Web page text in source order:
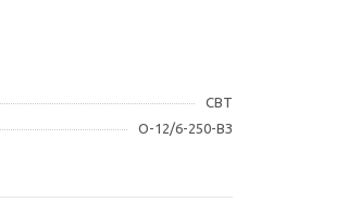
СВТ
О-12/6-250-ВЗ